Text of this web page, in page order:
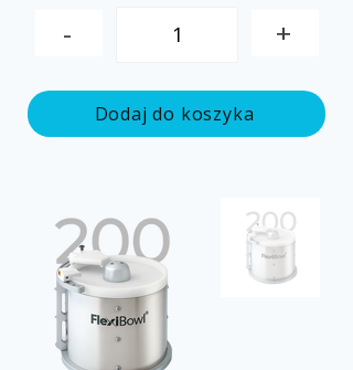
- +
Dodaj do koszyka